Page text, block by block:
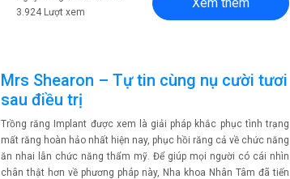
3.924 Lượt xem
Mrs Shearon – Tự tin cùng nụ cười tươi
sau điều trị
Trồng răng Implant được xem là giải pháp khắc phục tình trạng
mất răng hoàn hảo nhất hiện nay, phục hồi răng cả về chức năng
ăn nhai lẫn chức năng thẩm mỹ. Để giúp mọi người có cái nhìn
chân thật hơn về phương pháp này, Nha khoa Nhân Tâm đã tiến